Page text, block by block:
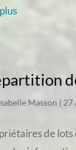
Masson | 27
de lots